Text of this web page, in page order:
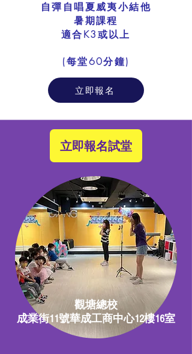
自彈自唱夏威夷小結他
暑期課程
適合K3或以上
​(每堂60分鐘)
立即報名
立即報名試堂
觀塘總校
成業街11號華成工商中心12樓16室